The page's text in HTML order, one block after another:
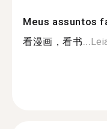
Meus assuntos
看漫画，看书...